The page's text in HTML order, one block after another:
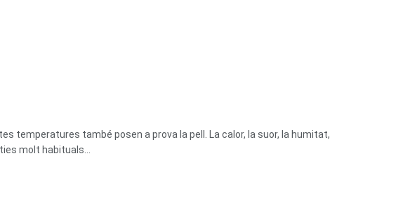
temperatures també posen a prova la pell. La calor, la suor, la humitat,
molt habituals...